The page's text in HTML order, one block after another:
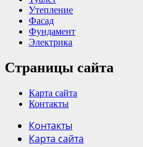
Утепление
Фасад
Фундамент
Электрика
Страницы сайта
Карта сайта
Контакты
Контакты
Карта сайта